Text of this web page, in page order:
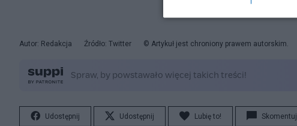
Autor: Redakcja Źródło: Twitter © Artykuł jest chroniony prawem autorskim.
Udostępnij Udostępnij Lubię to! Skomentuj